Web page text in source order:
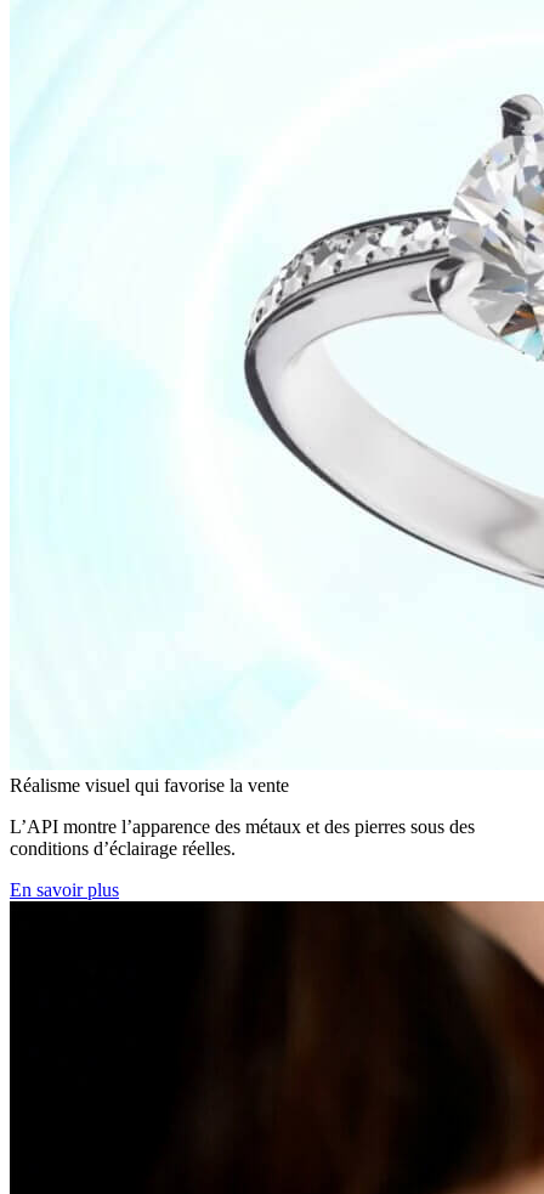
Réalisme visuel qui favorise la vente
L’API montre l’apparence des métaux et des pierres sous des
conditions d’éclairage réelles.
En savoir plus